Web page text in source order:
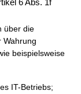
6 Abs. 1f
über die
Wahrung
beispielsweise
IT-Betriebs;